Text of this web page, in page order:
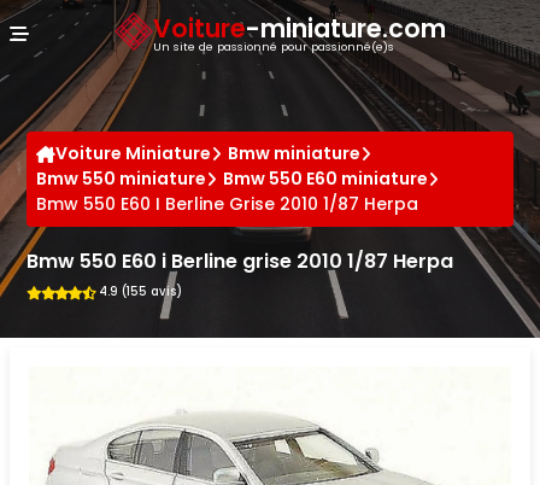
Voiture-miniature.com
Un site de passionné pour passionné(e)s
Voiture Miniature
Bmw miniature
Bmw 550 miniature
Bmw 550 E60 miniature
Bmw 550 E60 I Berline Grise 2010 1/87 Herpa
Bmw 550 E60 i Berline grise 2010 1/87 Herpa
4.9 (155 avis)
Panneau de gestion des cookies